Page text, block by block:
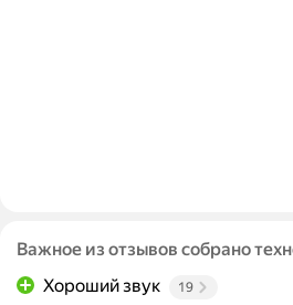
Важное из отзывов собрано
Хороший звук
19